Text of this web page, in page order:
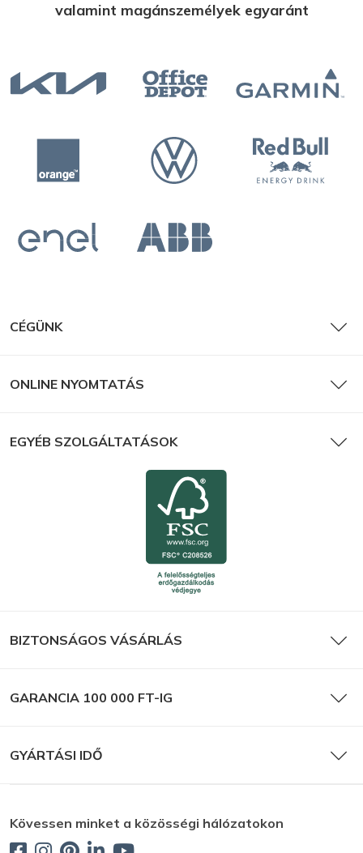
valamint magánszemélyek egyaránt
CÉGÜNK
ONLINE NYOMTATÁS
EGYÉB SZOLGÁLTATÁSOK
BIZTONSÁGOS VÁSÁRLÁS
GARANCIA 100 000 FT-IG
GYÁRTÁSI IDŐ
Kövessen minket a közösségi hálózatokon